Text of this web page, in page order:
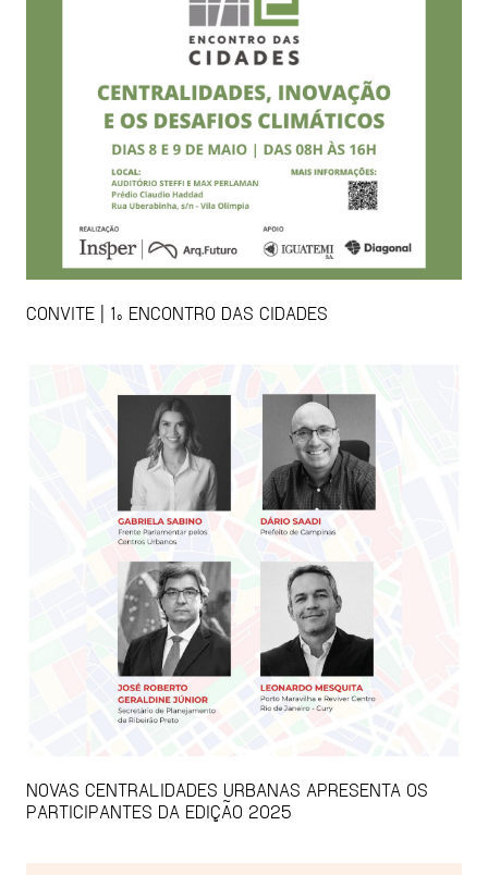
CONVITE | 1º ENCONTRO DAS CIDADES
NOVAS CENTRALIDADES URBANAS APRESENTA OS
PARTICIPANTES DA EDIÇÃO 2025